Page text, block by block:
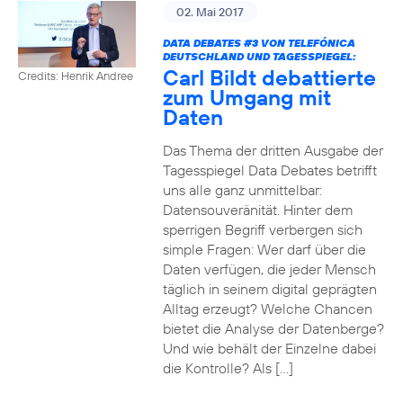
Credits: Henrik Andree
02. Mai 2017
DATA DEBATES #3VON TELEFÓNICA
DEUTSCHLAND UND TAGESSPIEGEL:
Carl Bildt debattierte
zum Umgang mit
Daten
Das Thema der dritten Ausgabe der
Tagesspiegel Data Debates betrifft
uns alle ganz unmittelbar:
Datensouveränität. Hinter dem
sperrigen Begriff verbergen sich
simple Fragen: Wer darf über die
Daten verfügen, die jeder Mensch
täglich in seinem digital geprägten
Alltag erzeugt? Welche Chancen
bietet die Analyse der Datenberge?
Und wie behält der Einzelne dabei
die Kontrolle? Als […]